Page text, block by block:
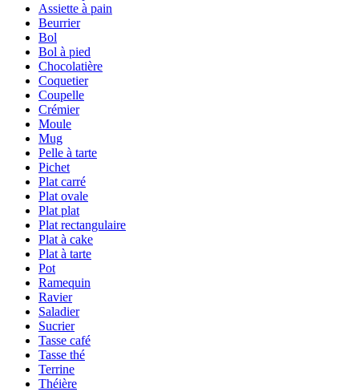
Assiette à pain
Beurrier
Bol
Bol à pied
Chocolatière
Coquetier
Coupelle
Crémier
Moule
Mug
Pelle à tarte
Pichet
Plat carré
Plat ovale
Plat plat
Plat rectangulaire
Plat à cake
Plat à tarte
Pot
Ramequin
Ravier
Saladier
Sucrier
Tasse café
Tasse thé
Terrine
Théière